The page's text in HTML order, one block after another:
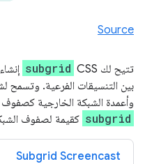
Source
تتيح لك CSS subgrid
بين التنسيقات الفرعية.
وأعمدة الشبكة الخارجية
subgrid كقيمة لصفوف
Subgrid Screencast